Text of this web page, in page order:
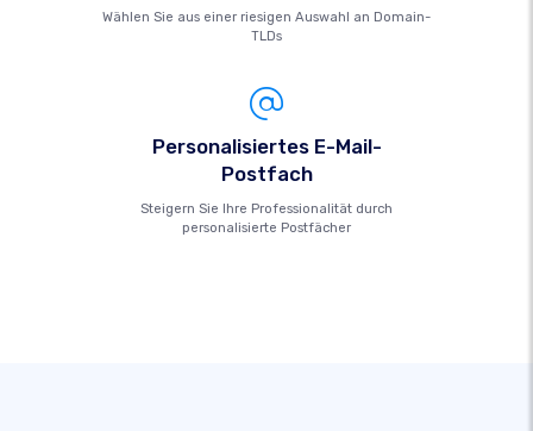
Wählen Sie aus einer riesigen Auswahl an Domain-
TLDs
Personalisiertes E-Mail-
Postfach
Steigern Sie Ihre Professionalität durch
personalisierte Postfächer